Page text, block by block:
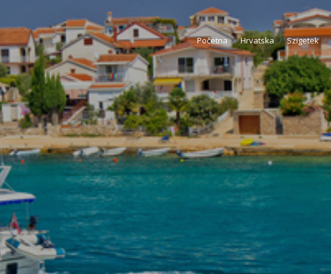
Početna Hrvatska Szigetek